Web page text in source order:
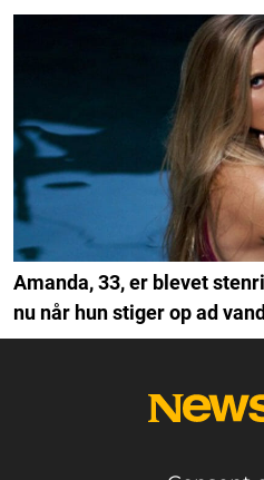
Amanda, 33, er blevet
nu når hun stiger op ad